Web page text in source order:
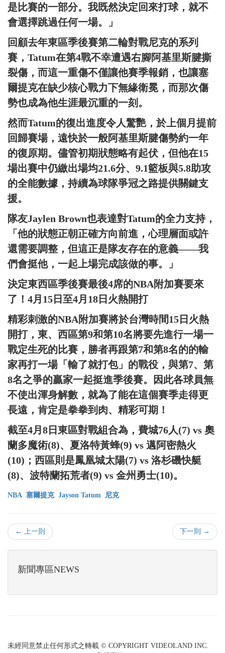
是比賽的一部分。我既然決定回來打球，就不
會選擇跳過任何一場。」
回顧去年東區季後賽第二輪對戰尼克的系列
賽，Tatum在第4戰不幸遭遇右腳阿基里斯腱撕
裂傷，而這一重傷不僅讓他賽季報銷，也讓塞
爾提克在缺少核心戰力下無緣衛冕，而那次傷
勢也成為他生涯最沉重的一刻。
然而Tatum的復出進度令人驚艷，於上個月提前
回歸賽場，遠快於一般阿基里斯腱傷勢約一年
的復原期。儘管初期狀態略有起伏，但他在15
場出賽中仍繳出場均21.6分、9.1籃板與5.8助攻
的全能數據，持續為球隊爭冠之路提供關鍵支
援。
隊友Jaylen Brown也表達對Tatum的全力支持，
「他的狀態正朝正確方向前進，心理層面或許
還需要調整，但這正是隊友存在的意義——我
們會挺他，一起上場完成該做的事。」
決定東西區季後賽最後4席的NBA附加賽要來
了！4月15日至4月18日火熱開打
精彩刺激的NBA附加賽將於台灣時間15日火熱
開打，東、西區第9和第10名將要先進行一場一
戰定生死的比賽，勝者再跟第7和第8名的的輸
家再打一場「輸了就打包」的戰役，與第7、第
8名之爭的贏家一起挺進季後賽。因此各球員無
不使出渾身解數，就為了能在這個賽季走得更
長遠，肯定是拳拳到肉、精彩可期！
截至4月8日東區對戰組合為，費城76人(7) vs 奧
蘭多魔術(8)、夏洛特黃蜂(9) vs 邁阿密熱火
(10)；西區則是鳳凰城太陽(7) vs 洛杉磯快艇
(8)、波特蘭拓荒者(9) vs 金州勇士(10)。
NBA 塞爾提克 Jayson Tatum 尼克
← 上一則 下一則 →
新聞專區NEWS
未經同意禁止任何形式之轉載 © COPYRIGHT VIDEOLAND INC.